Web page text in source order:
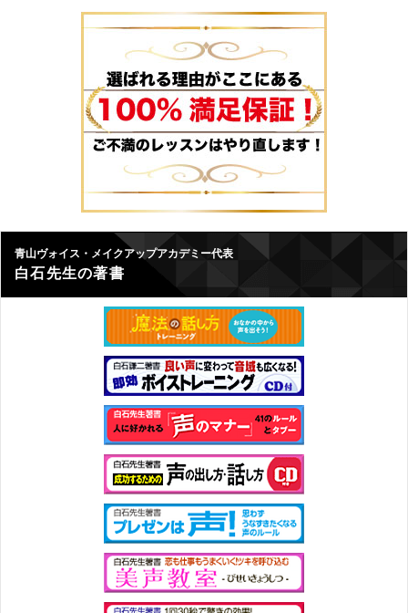
青山ヴォイス・メイクアップアカデミー代表
白石先生の著書